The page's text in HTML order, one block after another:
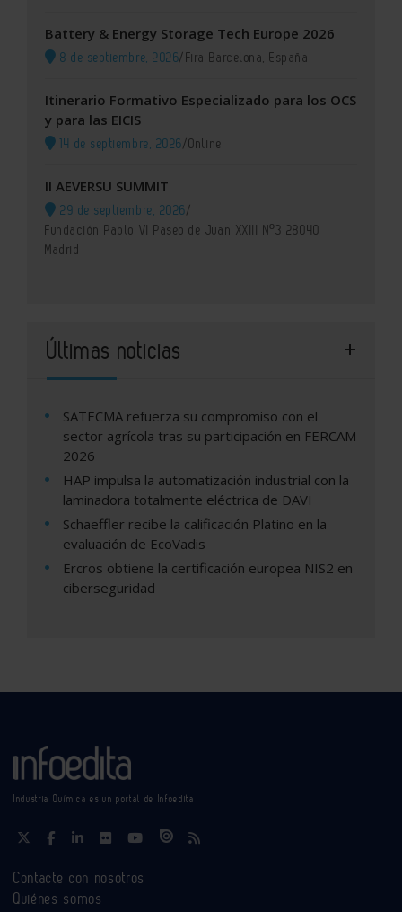
Battery & Energy Storage Tech Europe 2026
8 de septiembre, 2026/Fira Barcelona, España
Itinerario Formativo Especializado para los OCS
y para las EICIS
14 de septiembre, 2026/Online
II AEVERSU SUMMIT
29 de septiembre, 2026/
Fundación Pablo VI Paseo de Juan XXIII Nº3 28040
Madrid
Últimas noticias
SATECMA refuerza su compromiso con el
sector agrícola tras su participación en FERCAM
2026
HAP impulsa la automatización industrial con la
laminadora totalmente eléctrica de DAVI
Schaeffler recibe la calificación Platino en la
evaluación de EcoVadis
Ercros obtiene la certificación europea NIS2 en
ciberseguridad
Industria Química es un portal de Infoedita
Contacte con nosotros
Quiénes somos